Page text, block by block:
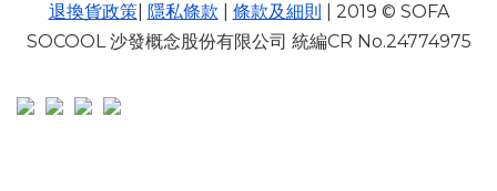
退換貨政策| 隱私條款 條款及細則 | 2019 © SOFA
SOCOOL 沙發概念股份有限公司 統編CR No.24774975